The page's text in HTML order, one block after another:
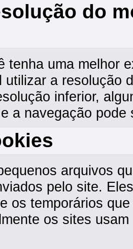
do
tenha uma melhor
utilizar a resolução
inferior,
a navegação pode
arquivos
pelo site.
os temporários
os sites